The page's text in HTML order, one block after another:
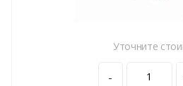
Уточните
-